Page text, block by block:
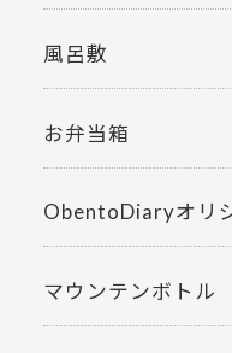
風呂敷
お弁当箱
ObentoDiaryオリ
マウンテンボトル